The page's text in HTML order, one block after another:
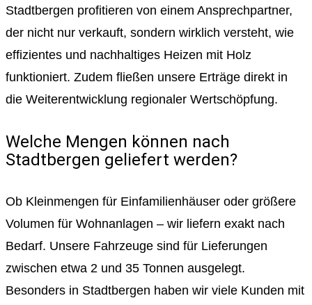
Stadtbergen profitieren von einem Ansprechpartner,
der nicht nur verkauft, sondern wirklich versteht, wie
effizientes und nachhaltiges Heizen mit Holz
funktioniert. Zudem fließen unsere Erträge direkt in
die Weiterentwicklung regionaler Wertschöpfung.
Welche Mengen können nach
Stadtbergen geliefert werden?
Ob Kleinmengen für Einfamilienhäuser oder größere
Volumen für Wohnanlagen – wir liefern exakt nach
Bedarf. Unsere Fahrzeuge sind für Lieferungen
zwischen etwa 2 und 35 Tonnen ausgelegt.
Besonders in Stadtbergen haben wir viele Kunden mit